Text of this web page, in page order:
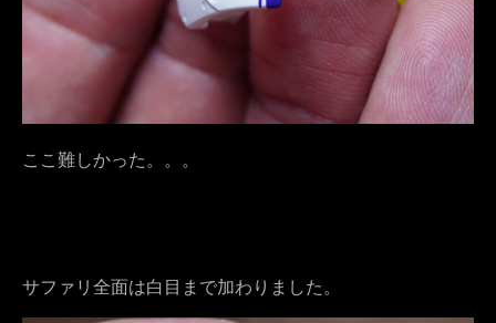
ここ難しかった。。。
サファリ全面は白目まで加わりました。